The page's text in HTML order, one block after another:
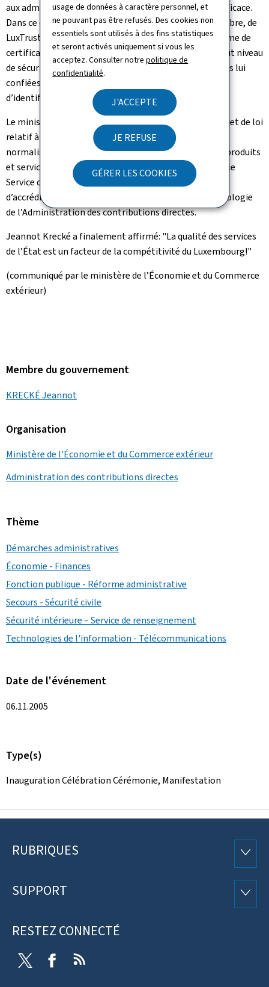
usage de données à caractère personnel, et
ne pouvant pas être refusés. Des cookies non
essentiels sont utilisés à des fins statistiques
et seront activés uniquement si vous les
acceptez. Consulter notrepolitique de
confidentialité.
J'ACCEPTE
JE REFUSE
GÉRER LES COOKIES
aux administrations plus rapide, plus simple et plus efficace.
Dans ce contexte, il a annoncé la création, le 18 novembre, de
LuxTrust S.A., société qui mettra en place une plateforme de
certification électronique permettant d’assurer un haut niveau
de sécurité et de confidentialité des données et services lui
confiées, notamment pour la gestion des mécanismes
d’identification et de signature électronique.
Le ministre a encore annoncé qu’il avait déposé un projet de loi
relatif à la création d’un Institut luxembourgeois de la
normalisation, de l'accréditation et de la sécurité des produits
et services. Cette nouvelle administration regroupera le
Service de l’énergie de l’État, l’Office luxembourgeois
d’accréditation et de surveillance et le Service de métrologie
de l’Administration des contributions directes.
Jeannot Krecké a finalement affirmé: "La qualité des services
de l’État est un facteur de la compétitivité du Luxembourg!"
(communiqué par le ministère de l’Économie et du Commerce
extérieur)
Membre du gouvernement
KRECKÉ Jeannot
Organisation
Ministère de l'Économie et du Commerce extérieur
Administration des contributions directes
Thème
Démarches administratives
Économie - Finances
Fonction publique - Réforme administrative
Secours - Sécurité civile
Sécurité intérieure – Service de renseignement
Technologies de l'information - Télécommunications
Date de l'événement
06.11.2005
Type(s)
Inauguration Célébration Cérémonie, Manifestation
Pied
page
RUBRIQUES
SUPPORT
RESTEZ CONNECTÉ
Twitter Facebook